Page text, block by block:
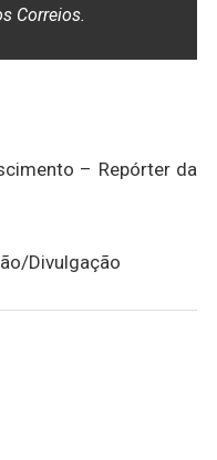
Correios.
– Repórter da
Divulgação